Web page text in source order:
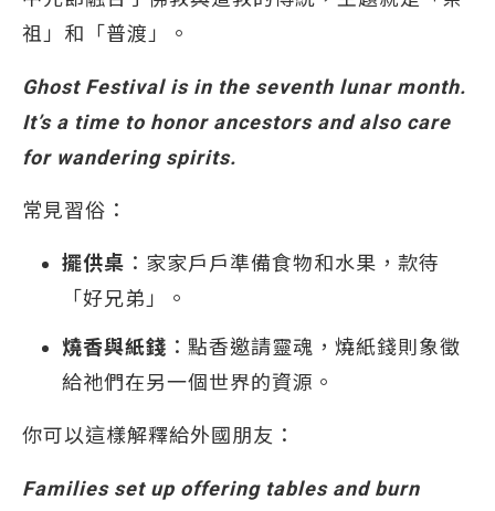
祖」和「普渡」。
Ghost Festival is in the seventh lunar month.
It’s a time to honor ancestors and also care
for wandering spirits.
常見習俗：
擺供桌 ：家家戶戶準備食物和水果，款待
「好兄弟」。
燒香與紙錢 ：點香邀請靈魂，燒紙錢則象徵
給祂們在另一個世界的資源。
你可以這樣解釋給外國朋友：
Families set up offering tables and burn